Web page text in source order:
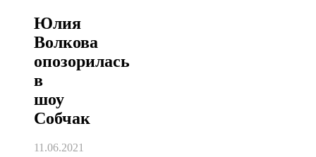
Юлия
Волкова
опозорилась
в
шоу
Собчак
11.06.2021